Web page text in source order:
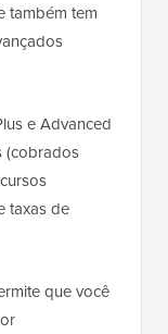
também tem
e Advanced
(cobrados
taxas de
que você